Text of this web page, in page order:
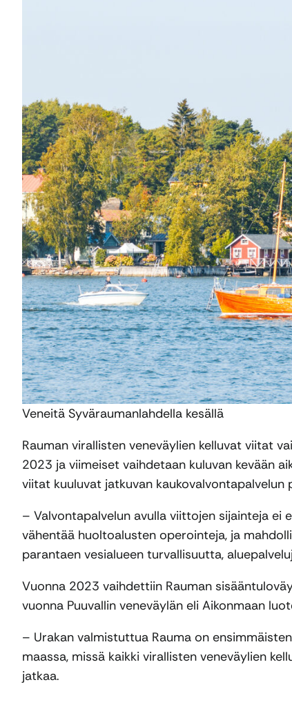
Veneitä Syväraumanlahdella kesällä
Rauman virallisten veneväylien kelluvat viitat
2023 ja viimeiset vaihdetaan kuluvan kevään
viitat kuuluvat jatkuvan
– Valvontapalvelun avulla viittojen sijainteja ei
vähentää huoltoalusten operointeja, ja
parantaen vesialueen turvallisuutta,
Vuonna 2023 vaihdettiin Rauman
vuonna Puuvallin veneväylän eli Aikonmaan
– Urakan valmistuttua Rauma on
maassa, missä kaikki virallisten veneväylien
jatkaa.